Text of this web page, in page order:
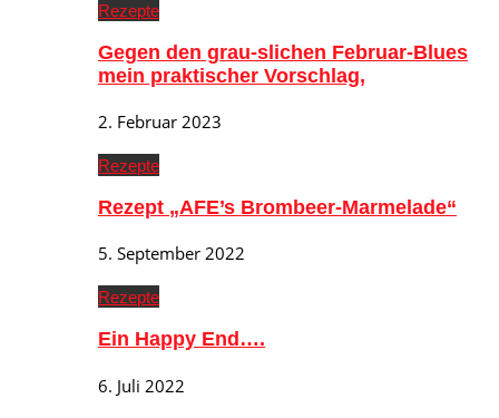
Rezepte
Gegen den grau-slichen Februar-Blues
mein praktischer Vorschlag,
2. Februar 2023
Rezepte
Rezept „AFE’s Brombeer-Marmelade“
5. September 2022
Rezepte
Ein Happy End….
6. Juli 2022